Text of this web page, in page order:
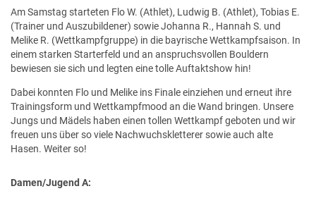
Am Samstag starteten Flo W. (Athlet), Ludwig B. (Athlet), Tobias E.
(Trainer und Auszubildener) sowie Johanna R., Hannah S. und
Melike R. (Wettkampfgruppe) in die bayrische Wettkampfsaison. In
einem starken Starterfeld und an anspruchsvollen Bouldern
bewiesen sie sich und legten eine tolle Auftaktshow hin!
Dabei konnten Flo und Melike ins Finale einziehen und erneut ihre
Trainingsform und Wettkampfmood an die Wand bringen. Unsere
Jungs und Mädels haben einen tollen Wettkampf geboten und wir
freuen uns über so viele Nachwuchskletterer sowie auch alte
Hasen. Weiter so!
Damen/Jugend A: